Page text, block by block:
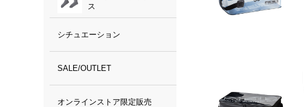
ス
シチュエーション
SALE/OUTLET
オンラインストア限定販売